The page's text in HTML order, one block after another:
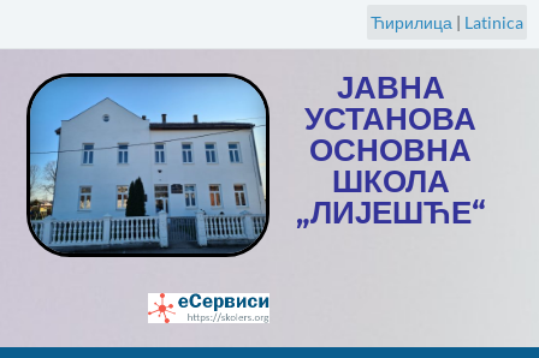
Ћирилица | Latinica
ЈАВНА
УСТАНОВА
ОСНОВНА
ШКОЛА
„ЛИЈЕШЋЕ“